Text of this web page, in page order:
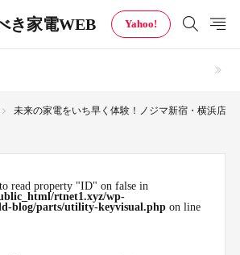
き家電WEB Yahoo!
未来の家電をいち早く体験！ノジマ新宿・横浜店に
read property "ID" on false in
rtnet1.xyz/wp-
blog/parts/utility-keyvisual.phpon line